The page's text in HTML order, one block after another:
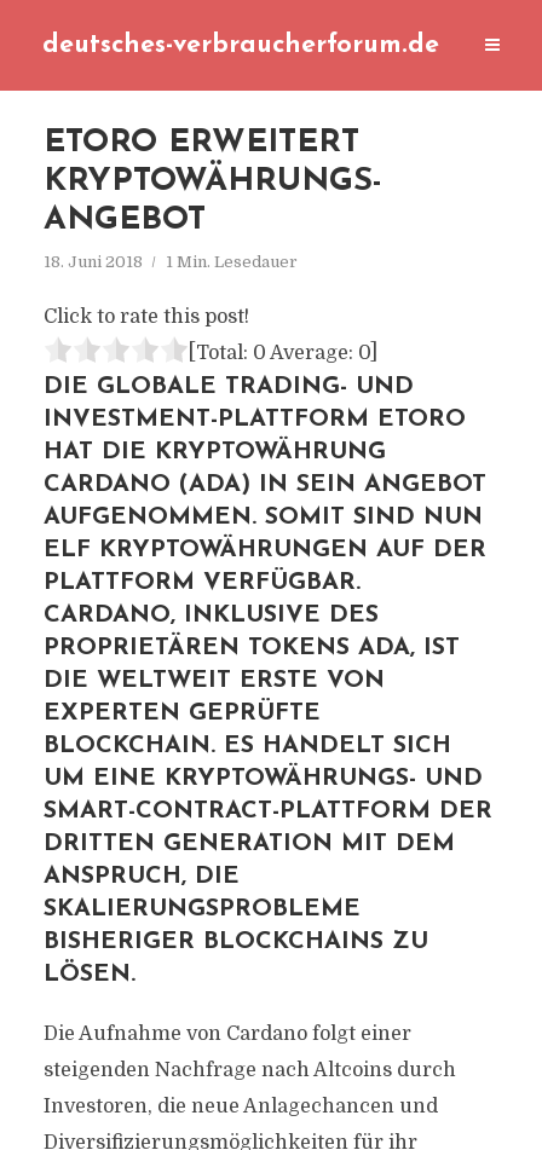
deutsches-verbraucherforum.de
ETORO ERWEITERT
KRYPTOWÄHRUNGS-
ANGEBOT
18. Juni 2018 1 Min. Lesedauer
Click to rate this post!
[Total: 0 Average: 0]
DIE GLOBALE TRADING- UND
INVESTMENT-PLATTFORM ETORO
HAT DIE KRYPTOWÄHRUNG
CARDANO (ADA) IN SEIN ANGEBOT
AUFGENOMMEN. SOMIT SIND NUN
ELF KRYPTOWÄHRUNGEN AUF DER
PLATTFORM VERFÜGBAR.
CARDANO, INKLUSIVE DES
PROPRIETÄREN TOKENS ADA, IST
DIE WELTWEIT ERSTE VON
EXPERTEN GEPRÜFTE
BLOCKCHAIN. ES HANDELT SICH
UM EINE KRYPTOWÄHRUNGS- UND
SMART-CONTRACT-PLATTFORM DER
DRITTEN GENERATION MIT DEM
ANSPRUCH, DIE
SKALIERUNGSPROBLEME
BISHERIGER BLOCKCHAINS ZU
LÖSEN.
Die Aufnahme von Cardano folgt einer
steigenden Nachfrage nach Altcoins durch
Investoren, die neue Anlagechancen und
Diversifizierungsmöglichkeiten für ihr